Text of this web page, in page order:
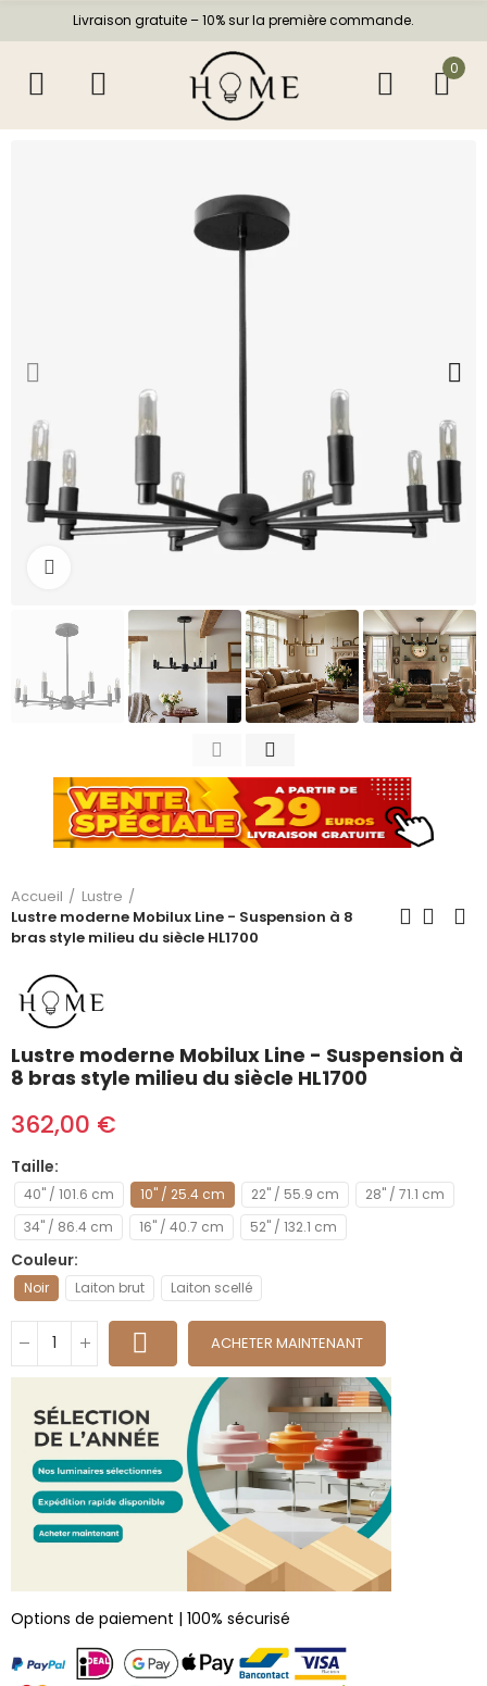
Livraison gratuite – 10% sur la première commande.
0
Accueil
Lustre
Lustre moderne Mobilux Line - Suspension à 8
bras style milieu du siècle HL1700
Lustre moderne Mobilux Line - Suspension à
8 bras style milieu du siècle HL1700
362,00 €
Taille
40" / 101.6 cm 10" / 25.4 cm 22" / 55.9 cm
28" / 71.1 cm
34" / 86.4 cm
16" / 40.7 cm 52" / 132.1 cm
Couleur
Noir Laiton brut Laiton scellé
ACHETER MAINTENANT
Options de paiement | 100% sécurisé